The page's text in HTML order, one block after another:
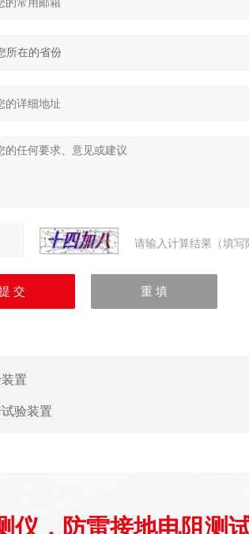
请输入计算结果（填
置
验装置
仪，防雷接地电阻测